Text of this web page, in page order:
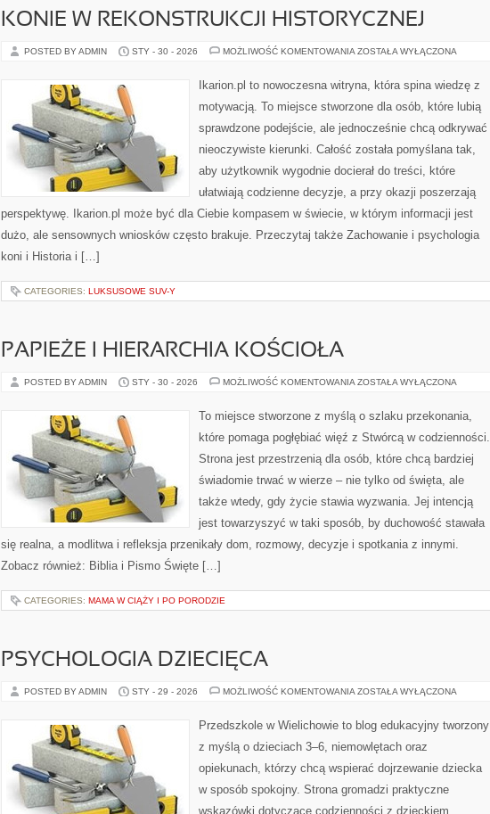
KONIE W REKONSTRUKCJI HISTORYCZNEJ
POSTED BY ADMIN STY - 30 - 2026 MOŻLIWOŚĆ KOMENTOWANIA KONIE
HISTORYCZNEJ
ZOSTAŁA WYŁĄCZONA
Ikarion.pl to nowoczesna witryna, która spina wiedzę z
motywacją. To miejsce stworzone dla osób, które lubią
sprawdzone podejście, ale jednocześnie chcą odkrywać
nieoczywiste kierunki. Całość została pomyślana tak,
aby użytkownik wygodnie docierał do treści, które
ułatwiają codzienne decyzje, a przy okazji poszerzają
perspektywę. Ikarion.pl może być dla Ciebie kompasem w świecie, w którym informacji jest
dużo, ale sensownych wniosków często brakuje. Przeczytaj także Zachowanie i psychologia
koni i Historia i […]
CATEGORIES: LUKSUSOWE SUV-Y
PAPIEŻE I HIERARCHIA KOŚCIOŁA
POSTED BY ADMIN STY - 30 - 2026 MOŻLIWOŚĆ KOMENTOWANIA PAPIEŻE
KOŚCIOŁA
ZOSTAŁA WYŁĄCZONA
To miejsce stworzone z myślą o szlaku przekonania,
które pomaga pogłębiać więź z Stwórcą w codzienności.
Strona jest przestrzenią dla osób, które chcą bardziej
świadomie trwać w wierze – nie tylko od święta, ale
także wtedy, gdy życie stawia wyzwania. Jej intencją
jest towarzyszyć w taki sposób, by duchowość stawała
się realna, a modlitwa i refleksja przenikały dom, rozmowy, decyzje i spotkania z innymi.
Zobacz również: Biblia i Pismo Święte […]
CATEGORIES: MAMA W CIĄŻY I PO PORODZIE
PSYCHOLOGIA DZIECIĘCA
POSTED BY ADMIN STY - 29 - 2026 MOŻLIWOŚĆ KOMENTOWANIA PSYCHOLOGIA
ZOSTAŁA WYŁĄCZONA
Przedszkole w Wielichowie to blog edukacyjny tworzony
z myślą o dzieciach 3–6, niemowlętach oraz
opiekunach, którzy chcą wspierać dojrzewanie dziecka
w sposób spokojny. Strona gromadzi praktyczne
wskazówki dotyczące codzienności z dzieckiem,